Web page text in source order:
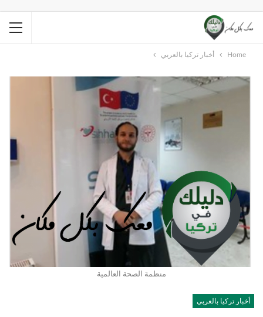
Home أخبار تركيا بالعربي
منظمة الصحة العالمية
أخبار تركيا بالعربي